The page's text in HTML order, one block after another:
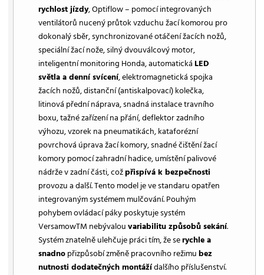
rychlost jízdy, Optiflow – pomocí integrovaných
ventilátorů nucený průtok vzduchu žací komorou pro
dokonalý sběr, synchronizované otáčení žacích nožů,
speciální žací nože, silný dvouválcový motor,
inteligentní monitoring Honda, automatickáLED
světla a denní svícení, elektromagnetická spojka
žacích nožů, distanční (antiskalpovací) kolečka,
litinová přední náprava, snadná instalace travního
boxu, tažné zařízení na přání, deflektor zadního
výhozu, vzorek na pneumatikách, kataforézní
povrchová úprava žací komory, snadné čištění žací
komory pomocí zahradní hadice, umístění palivové
nádrže v zadní části, cožpřispívá k bezpečnosti
provozu a další. Tento model je ve standaru opatřen
integrovaným systémem mulčování. Pouhým
pohybem ovládací páky poskytuje systém
VersamowTM nebývalouvariabilitu způsobů sekání.
Systém znatelně ulehčuje práci tím, že serychle a
snadnopřizpůsobí změně pracovního režimubez
nutnosti dodatečných montážídalšího příslušenství.